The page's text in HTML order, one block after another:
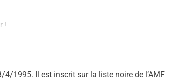
!
4/1995. Il est inscrit sur la liste noire de l’AMF